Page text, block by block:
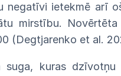
negatīvi ietekmē arī
mirstību.
(Degtjarenko et al.
suga, kuras dzīvotņu